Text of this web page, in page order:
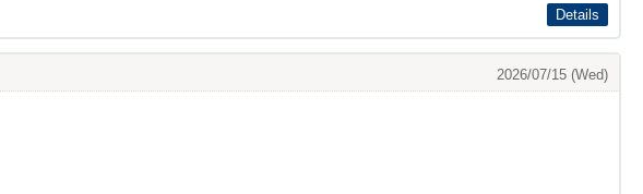
Details
2026/07/15 (Wed)